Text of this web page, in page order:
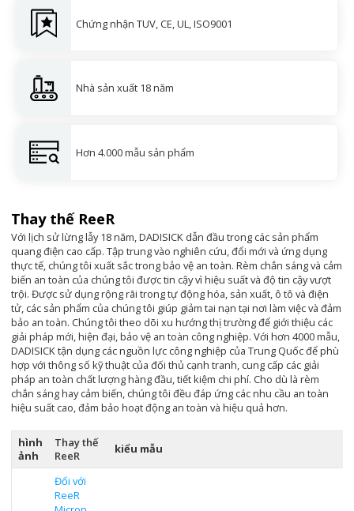
Chứng nhận TUV, CE, UL, ISO9001
Nhà sản xuất 18 năm
Hơn 4.000 mẫu sản phẩm
Thay thế ReeR
Với lịch sử lừng lẫy 18 năm, DADISICK dẫn đầu trong các sản phẩm
quang điện cao cấp. Tập trung vào nghiên cứu, đổi mới và ứng dụng
thực tế, chúng tôi xuất sắc trong bảo vệ an toàn. Rèm chắn sáng và cảm
biến an toàn của chúng tôi được tin cậy vì hiệu suất và độ tin cậy vượt
trội. Được sử dụng rộng rãi trong tự động hóa, sản xuất, ô tô và điện
tử, các sản phẩm của chúng tôi giúp giảm tai nạn tại nơi làm việc và đảm
bảo an toàn. Chúng tôi theo dõi xu hướng thị trường để giới thiệu các
giải pháp mới, hiện đại, bảo vệ an toàn công nghiệp. Với hơn 4000 mẫu,
DADISICK tận dụng các nguồn lực công nghiệp của Trung Quốc để phù
hợp với thông số kỹ thuật của đối thủ cạnh tranh, cung cấp các giải
pháp an toàn chất lượng hàng đầu, tiết kiệm chi phí. Cho dù là rèm
chắn sáng hay cảm biến, chúng tôi đều đáp ứng các nhu cầu an toàn
hiệu suất cao, đảm bảo hoạt động an toàn và hiệu quả hơn.
hình
ảnh
Thay thế
ReeR
kiểu mẫu
Đối với
ReeR